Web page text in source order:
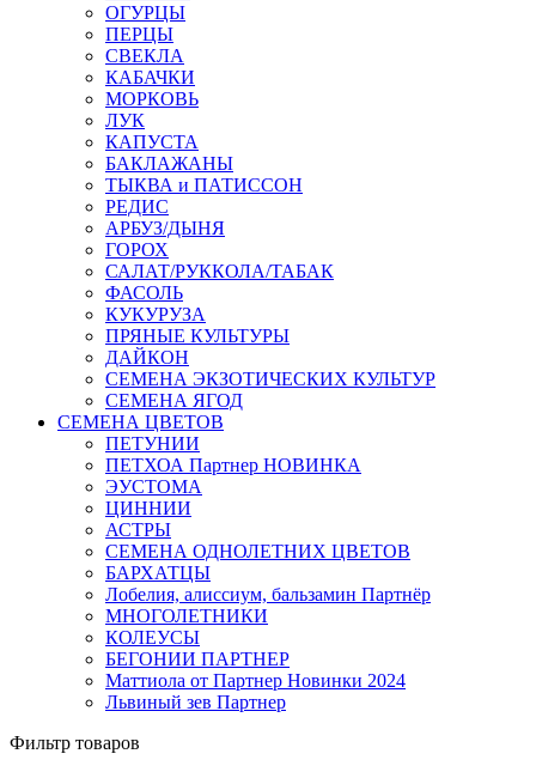
ОГУРЦЫ
ПЕРЦЫ
СВЕКЛА
КАБАЧКИ
МОРКОВЬ
ЛУК
КАПУСТА
БАКЛАЖАНЫ
ТЫКВА и ПАТИССОН
РЕДИС
АРБУЗ/ДЫНЯ
ГОРОХ
САЛАТ/РУККОЛА/ТАБАК
ФАСОЛЬ
КУКУРУЗА
ПРЯНЫЕ КУЛЬТУРЫ
ДАЙКОН
СЕМЕНА ЭКЗОТИЧЕСКИХ КУЛЬТУР
СЕМЕНА ЯГОД
СЕМЕНА ЦВЕТОВ
ПЕТУНИИ
ПЕТХОА Партнер НОВИНКА
ЭУСТОМА
ЦИННИИ
АСТРЫ
СЕМЕНА ОДНОЛЕТНИХ ЦВЕТОВ
БАРХАТЦЫ
Лобелия, алиссиум, бальзамин Партнёр
МНОГОЛЕТНИКИ
КОЛЕУСЫ
БЕГОНИИ ПАРТНЕР
Маттиола от Партнер Новинки 2024
Львиный зев Партнер
Фильтр товаров